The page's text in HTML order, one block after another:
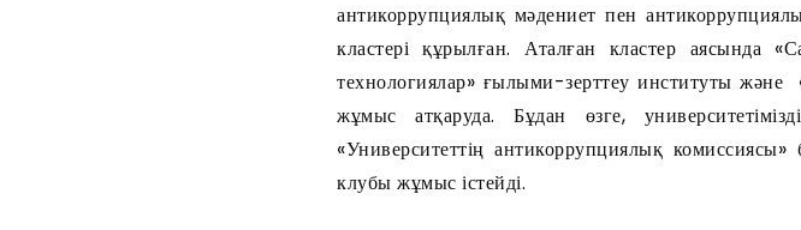
антикоррупциялық мәдениет пен
кластері құрылған. Аталған кластер аясында
технологиялар» ғылыми-зерттеу институты
жұмыс атқаруда. Бұдан өзге,
«Университеттің антикоррупциялық
клубы жұмыс істейді.